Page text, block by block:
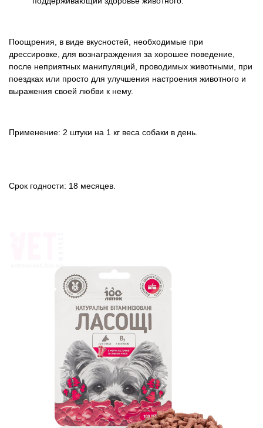
Поощрения, в виде вкусностей, необходимые при
дрессировке, для вознаграждения за хорошее поведение,
после неприятных манипуляций, проводимых животными, при
поездках или просто для улучшения настроения животного и
выражения своей любви к нему.
Применение: 2 штуки на 1 кг веса собаки в день.
Срок годности: 18 месяцев.